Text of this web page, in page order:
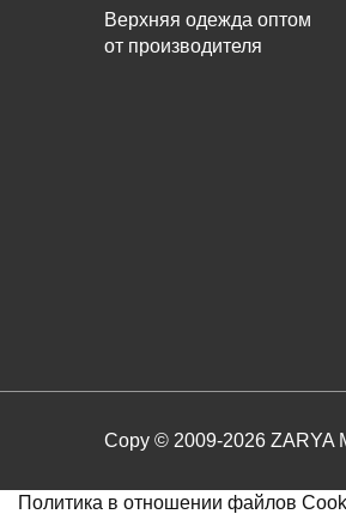
Верхняя одежда оптом
от производителя
Copy © 2009-2026 ZARYA
Политика в отношении файлов